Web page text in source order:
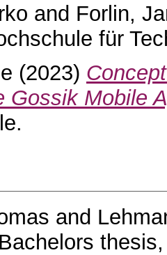
and Forlin,
für
(2023)
Gossik Mobile
and
Bachelors